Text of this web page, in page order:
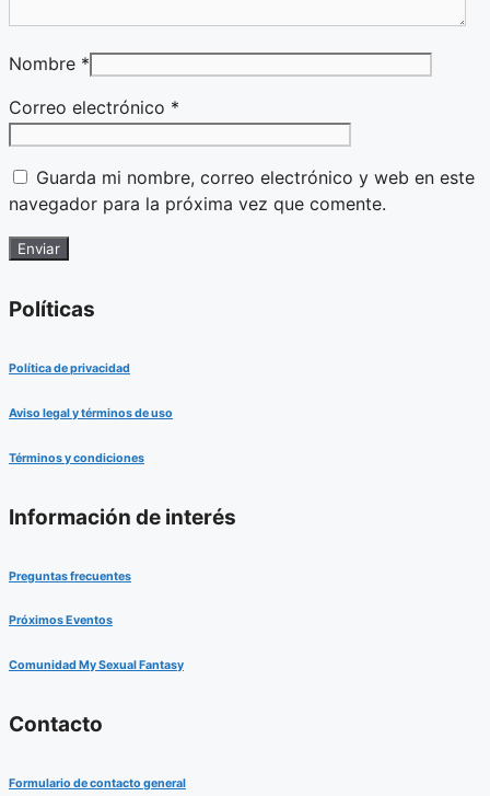
Nombre *
Correo electrónico *
Guarda mi nombre, correo electrónico y web en este
navegador para la próxima vez que comente.
Políticas
Política de privacidad
Aviso legal y términos de uso
Términos y condiciones
Información de interés
Preguntas frecuentes
Próximos Eventos
Comunidad My Sexual Fantasy
Contacto
Formulario de contacto general